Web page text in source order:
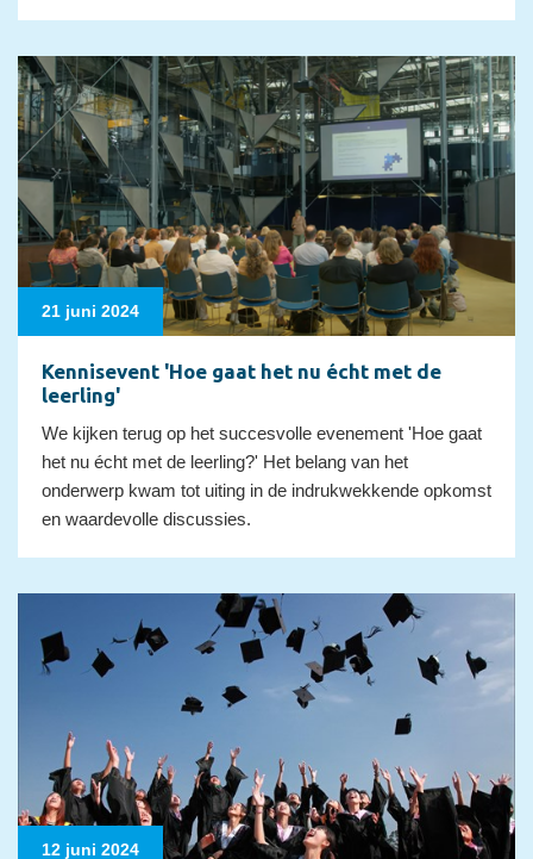
21 juni 2024
Kennisevent 'Hoe gaat het nu écht met de
leerling'
We kijken terug op het succesvolle evenement 'Hoe gaat
het nu écht met de leerling?' Het belang van het
onderwerp kwam tot uiting in de indrukwekkende opkomst
en waardevolle discussies.
12 juni 2024